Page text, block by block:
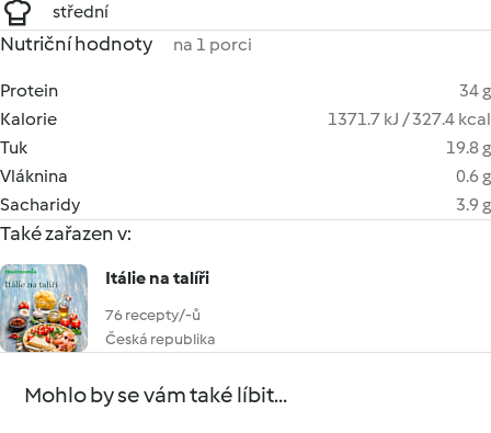
střední
Nutriční hodnoty na 1 porci
Protein
34 g
Kalorie
1371.7 kJ / 327.4 kcal
Tuk
19.8 g
Vláknina
0.6 g
Sacharidy
3.9 g
Také zařazen v:
Itálie na talíři
76 recepty/-ů
Česká republika
Mohlo by se vám také líbit...